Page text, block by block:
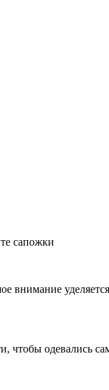
сапожки
чтобы одевались